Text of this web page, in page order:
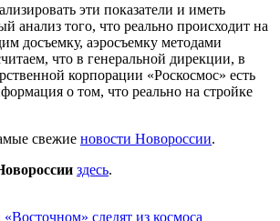
эти показатели и иметь
анализ того, что реально происходит на
досъемку, аэросъемку методами
что в генеральной дирекции, в
корпорации «Роскосмос» есть
о том, что реально на стройке
свежие новости Новороссии.
здесь.
«Восточном» следят из космоса